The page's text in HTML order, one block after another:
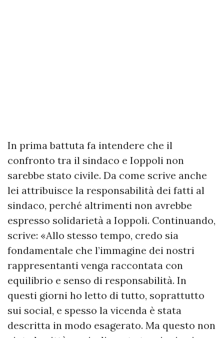
In prima battuta fa intendere che il
confronto tra il sindaco e Ioppoli non
sarebbe stato civile. Da come scrive anche
lei attribuisce la responsabilità dei fatti al
sindaco, perché altrimenti non avrebbe
espresso solidarietà a Ioppoli. Continuando,
scrive: «Allo stesso tempo, credo sia
fondamentale che l’immagine dei nostri
rappresentanti venga raccontata con
equilibrio e senso di responsabilità. In
questi giorni ho letto di tutto, soprattutto
sui social, e spesso la vicenda è stata
descritta in modo esagerato. Ma questo non